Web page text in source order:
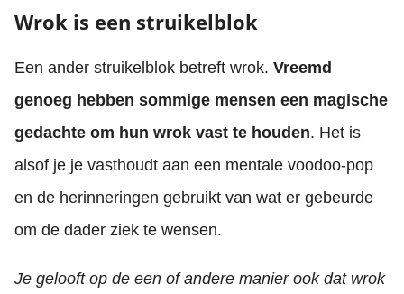
Wrok is een struikelblok
Een ander struikelblok betreft wrok. Vreemd
genoeg hebben sommige mensen een magische
gedachte om hun wrok vast te houden. Het is
alsof je je vasthoudt aan een mentale voodoo-pop
en de herinneringen gebruikt van wat er gebeurde
om de dader ziek te wensen.
Je gelooft op de een of andere manier ook dat wrok